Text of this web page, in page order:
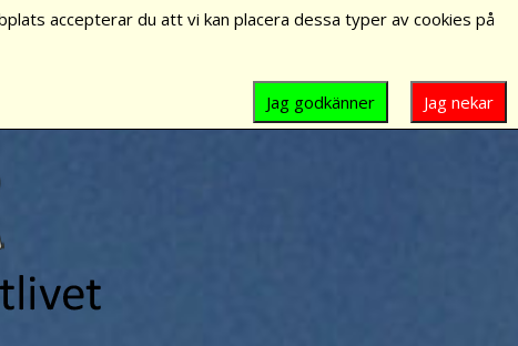
accepterar du att vi kan placera dessa typer av cookies på
Jag nekar
Jag godkänner